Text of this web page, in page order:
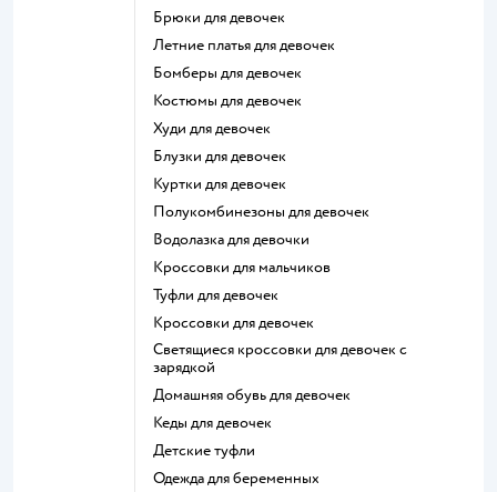
Брюки для девочек
Летние платья для девочек
Бомберы для девочек
Костюмы для девочек
Худи для девочек
Блузки для девочек
Куртки для девочек
Полукомбинезоны для девочек
Водолазка для девочки
Кроссовки для мальчиков
Туфли для девочек
Кроссовки для девочек
Светящиеся кроссовки для девочек с
зарядкой
Домашняя обувь для девочек
Кеды для девочек
Детские туфли
Одежда для беременных